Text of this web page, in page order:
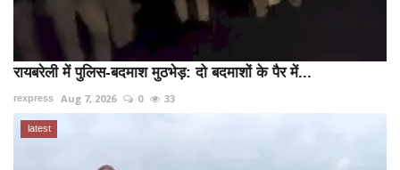
रायबरेली में पुलिस-बदमाश मुठभेड़: दो बदमाशों के पैर में...
rexpress Aug 7, 2026 0 33
latest